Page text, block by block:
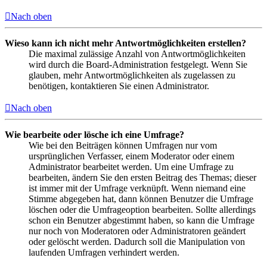
Nach oben
Wieso kann ich nicht mehr Antwortmöglichkeiten erstellen?
Die maximal zulässige Anzahl von Antwortmöglichkeiten
wird durch die Board-Administration festgelegt. Wenn Sie
glauben, mehr Antwortmöglichkeiten als zugelassen zu
benötigen, kontaktieren Sie einen Administrator.
Nach oben
Wie bearbeite oder lösche ich eine Umfrage?
Wie bei den Beiträgen können Umfragen nur vom
ursprünglichen Verfasser, einem Moderator oder einem
Administrator bearbeitet werden. Um eine Umfrage zu
bearbeiten, ändern Sie den ersten Beitrag des Themas; dieser
ist immer mit der Umfrage verknüpft. Wenn niemand eine
Stimme abgegeben hat, dann können Benutzer die Umfrage
löschen oder die Umfrageoption bearbeiten. Sollte allerdings
schon ein Benutzer abgestimmt haben, so kann die Umfrage
nur noch von Moderatoren oder Administratoren geändert
oder gelöscht werden. Dadurch soll die Manipulation von
laufenden Umfragen verhindert werden.